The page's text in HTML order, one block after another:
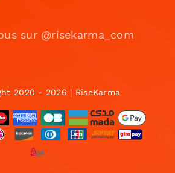
sur @risekarma_com
2020 - 2026 | RiseKarma